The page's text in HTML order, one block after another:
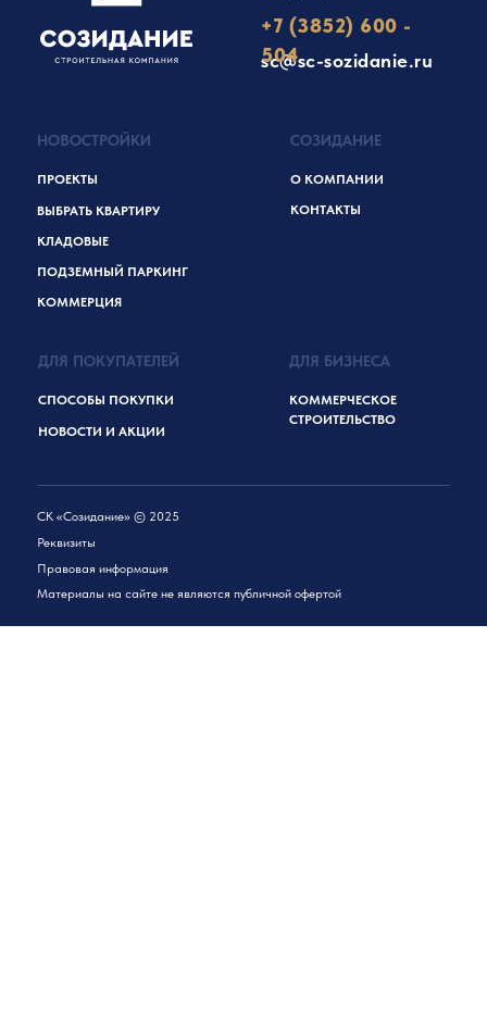
НОВОСТРОЙКИ
ПРОЕКТЫ
ВЫБРАТЬ КВАРТИРУ
КЛАДОВЫЕ
ПОДЗЕМНЫЙ ПАРКИНГ
КОММЕРЦИЯ
СОЗИДАНИЕ
О КОМПАНИИ
КОНТАКТЫ
ДЛЯ ПОКУПАТЕЛЕЙ
СПОСОБЫ ПОКУПКИ
НОВОСТИ И АКЦИИ
ДЛЯ БИЗНЕСА
КОММЕРЧЕСКОЕ
СТРОИТЕЛЬСТВО
sc@sc-sozidanie.ru
+7 (3852) 600 -
504
Материалы на сайте не являются публичной офертой
Правовая информация
СК «Созидание» © 2025
Реквизиты